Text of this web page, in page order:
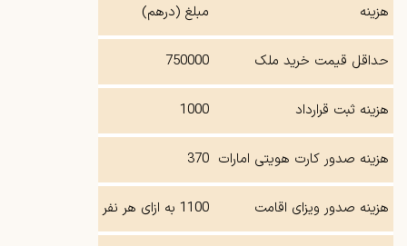
هزینه مبلغ (درهم)
حداقل قیمت خرید ملک 750000
هزینه ثبت قرارداد 1000
هزینه صدور کارت هویتی امارات 370
هزینه صدور ویزای اقامت 1100 به ازای هر نفر